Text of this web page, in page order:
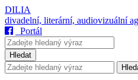
DILIA
divadelní, literární, audiovizuální
Portál
Hledat